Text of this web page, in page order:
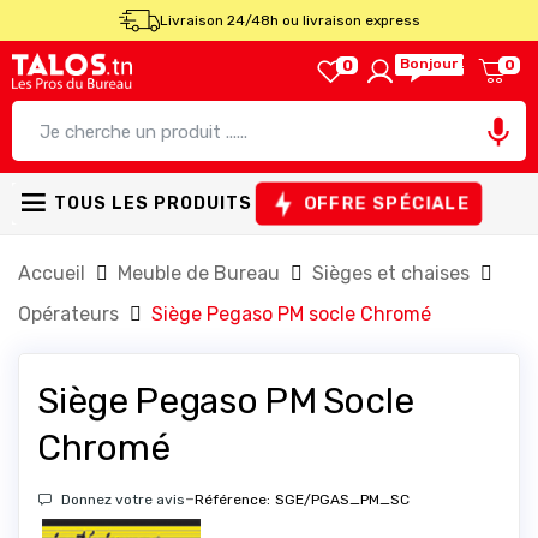
Livraison 24/48h ou livraison express
0 Bonjour ! 0

TOUS LES PRODUITS OFFRE SPÉCIALE
Accueil Meuble de Bureau
Sièges et chaises
Opérateurs
Siège Pegaso PM socle Chromé
Siège Pegaso PM Socle
Chromé
Donnez votre avis-Référence: SGE/PGAS_PM_SC